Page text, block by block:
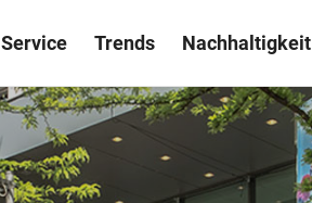
Service Trends Nachhaltigkeit